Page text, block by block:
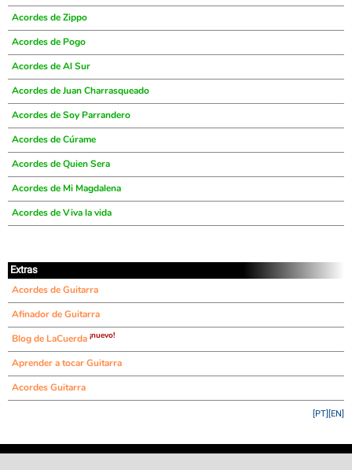
Acordes de Zippo
Acordes de Pogo
Acordes de Al Sur
Acordes de Juan Charrasqueado
Acordes de Soy Parrandero
Acordes de Cúrame
Acordes de Quien Sera
Acordes de Mi Magdalena
Acordes de Viva la vida
Extras
Acordes de Guitarra
Afinador de Guitarra
Blog de LaCuerda ¡nuevo!
Aprender a tocar Guitarra
Acordes Guitarra
[EN]
[PT]